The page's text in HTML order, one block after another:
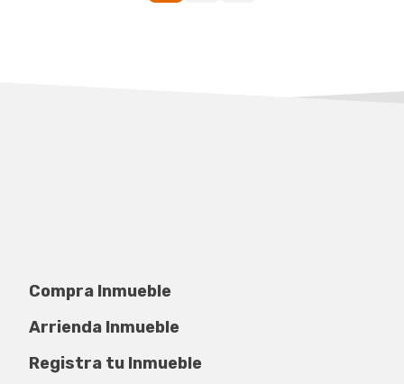
Compra Inmueble
Arrienda Inmueble
Registra tu Inmueble